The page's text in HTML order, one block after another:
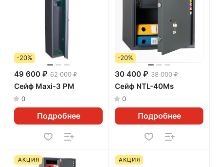
-20%
49 600 ₽ 62 000 ₽
Сейф Maxi-3 РМ
0
Подробнее
-20%
30 400 ₽ 38 000 ₽
Сейф NTL-40Ms
0
Подробнее
АКЦИЯ АКЦИЯ